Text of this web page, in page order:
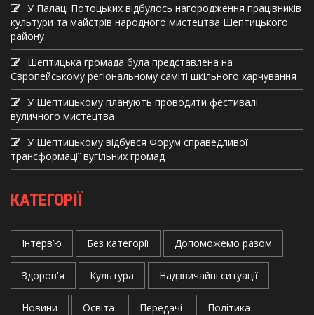
У Палаці Потоцьких відбулось нагородження працівників
культури та майстрів народного мистецтва Шептицького
району
Шептицька громада була представлена на
Європейському регіональному саміті шкільного харчування
У Шептицькому планують проводити фестивалі
вуличного мистецтва
У Шептицькому відбувся Форум справедливої
трансформації вугільних громад
КАТЕГОРІЇ
Інтерв’ю Без категорії Допоможемо разом
Здоров'я Культура Надзвичайні ситуації
Новини Освіта Передачі Політика